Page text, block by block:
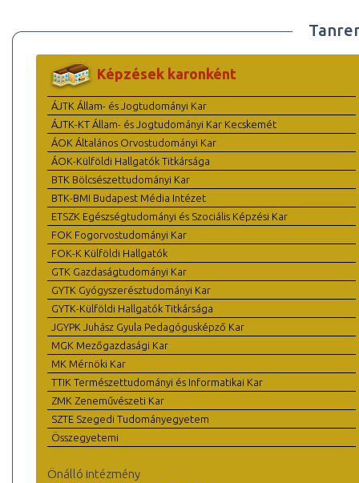
Képzések karonként
ÁJTK Állam- és Jogtudományi Kar
ÁJTK-KT Állam- és Jogtudományi Kar Kecskemét
ÁOK Általános Orvostudományi Kar
ÁOK-Külföldi Hallgatók Titkársága
BTK Bölcsészettudományi Kar
BTK-BMI Budapest Média Intézet
ETSZK Egészségtudományi és Szociális Képzési Kar
FOK Fogorvostudományi Kar
FOK-K Külföldi Hallgatók
GTK Gazdaságtudományi Kar
GYTK Gyógyszerésztudományi Kar
GYTK-Külföldi Hallgatók Titkársága
JGYPK Juhász Gyula Pedagógusképző Kar
MGK Mezőgazdasági Kar
MK Mérnöki Kar
TTIK Természettudományi és Informatikai Kar
ZMK Zeneművészeti Kar
SZTE Szegedi Tudományegyetem
Összegyetemi
Önálló intézmény